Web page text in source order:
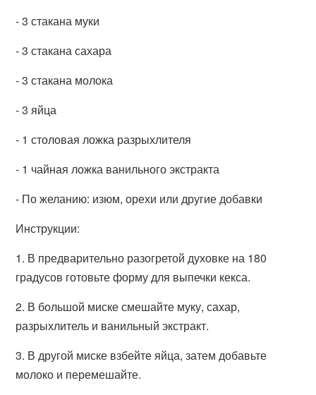
- 3 стакана муки
- 3 стакана сахара
- 3 стакана молока
- 3 яйца
- 1 столовая ложка разрыхлителя
- 1 чайная ложка ванильного экстракта
- По желанию: изюм, орехи или другие добавки
Инструкции:
1. В предварительно разогретой духовке на 180
градусов готовьте форму для выпечки кекса.
2. В большой миске смешайте муку, сахар,
разрыхлитель и ванильный экстракт.
3. В другой миске взбейте яйца, затем добавьте
молоко и перемешайте.